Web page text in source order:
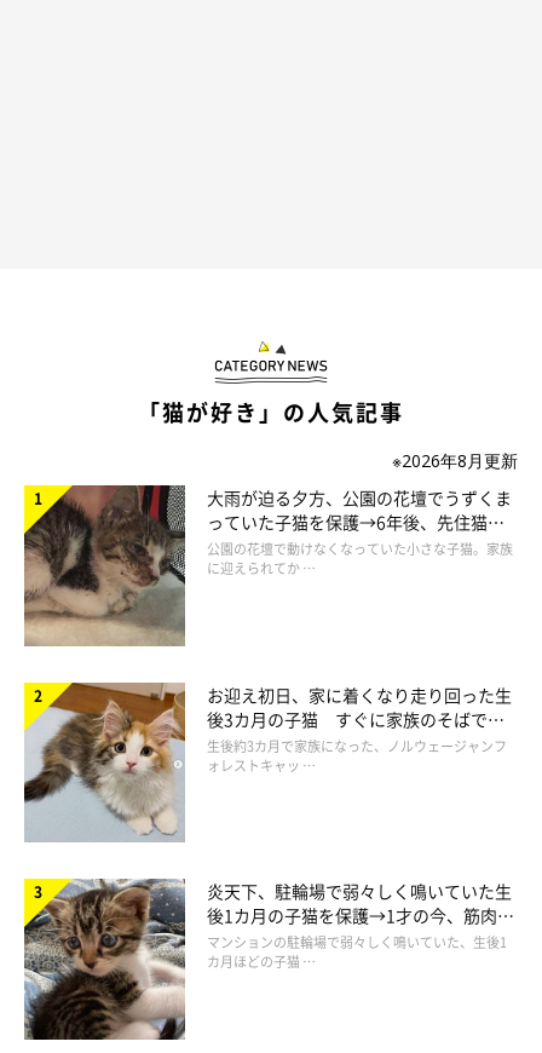
おかーさん流のアバウトな解釈の仕方
「猫が好き」の人気記事
※2026年8月更新
大雨が迫る夕方、公園の花壇でうずくま
っていた子猫を保護→6年後、先住猫
と“姉妹”のような関係に
公園の花壇で動けなくなっていた小さな子猫。家族
に迎えられてか …
お迎え初日、家に着くなり走り回った生
後3カ月の子猫 すぐに家族のそばで落
ち着く姿に「迎えてよかった」
生後約3カ月で家族になった、ノルウェージャンフ
ォレストキャッ …
炎天下、駐輪場で弱々しく鳴いていた生
後1カ月の子猫を保護→1才の今、筋肉質
でツンデレなコに成長
マンションの駐輪場で弱々しく鳴いていた、生後1
カ月ほどの子猫 …